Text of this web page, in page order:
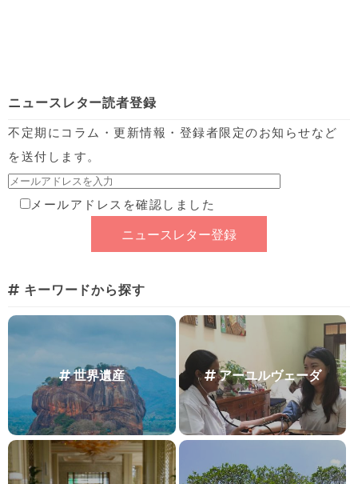
ニュースレター読者登録
不定期にコラム・更新情報・登録者限定のお知らせなど
を送付します。
メールアドレスを確認しました
キーワードから探す
世界遺産 アーユルヴェーダ